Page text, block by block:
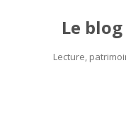
Le
Lecture,